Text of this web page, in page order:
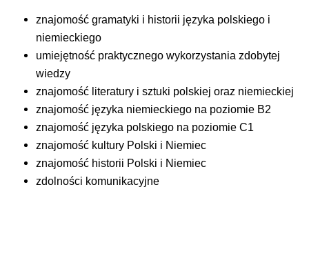
znajomość gramatyki i historii języka polskiego i
niemieckiego
umiejętność praktycznego wykorzystania zdobytej
wiedzy
znajomość literatury i sztuki polskiej oraz niemieckiej
znajomość języka niemieckiego na poziomie B2
znajomość języka polskiego na poziomie C1
znajomość kultury Polski i Niemiec
znajomość historii Polski i Niemiec
zdolności komunikacyjne